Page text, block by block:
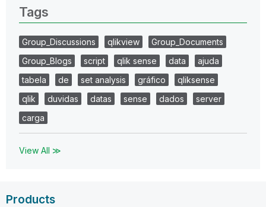
Tags
Group_Discussions qlikview
Group_Documents
Group_Blogs
script qlik sense data
ajuda
tabela
de set analysis gráfico
qliksense
qlik
duvidas datas sense dados
server
carga
View All ≫
Products